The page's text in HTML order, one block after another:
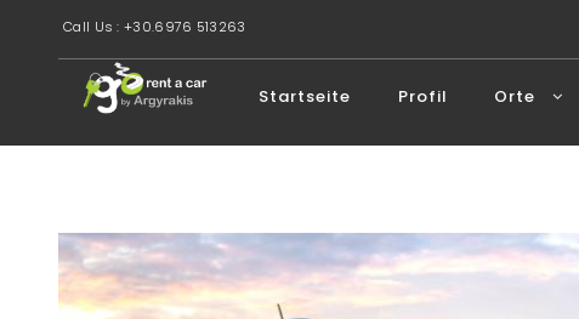
Call Us : +30.6976 513263
Startseite Profil Orte